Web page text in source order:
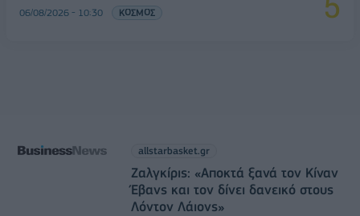
06/08/2026 - 10:30 ΚΟΣΜΟΣ
allstarbasket.gr
Ζαλγκίρις: «Αποκτά ξανά τον Κίναν
Έβανς και τον δίνει δανεικό στους
Λόντον Λάιονς»